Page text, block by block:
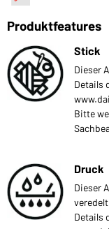
Produktfeatures
Stick
Dieser
Details
Bitte
Druck
Dieser
Details